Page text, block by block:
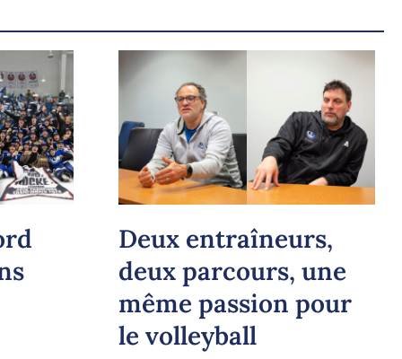
Deux entraîneurs,
deux parcours, une
même passion pour
le volleyball